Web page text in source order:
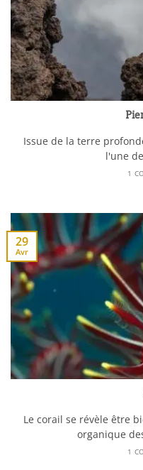
Issue de la terre
l'une
1
Le corail se révèle être
organique
1
29
Avr